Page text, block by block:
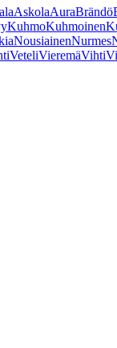
AskolaAuraBrändö
KuhmoKuhmoinen
NousiainenNurmes
VeteliVieremäVihti